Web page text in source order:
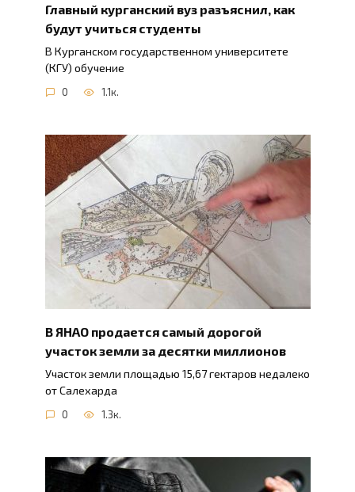
Главный курганский вуз разъяснил, как
будут учиться студенты
В Курганском государственном университете
(КГУ) обучение
0 1.1к.
В ЯНАО продается самый дорогой
участок земли за десятки миллионов
Участок земли площадью 15,67 гектаров недалеко
от Салехарда
0 1.3к.